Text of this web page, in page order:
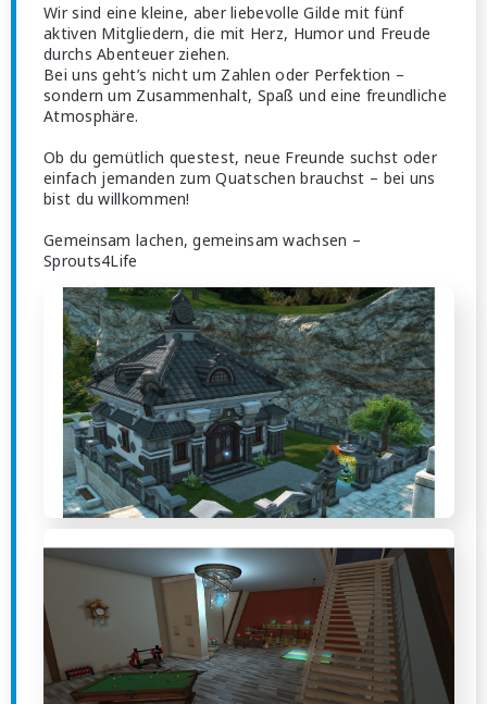
Wir sind eine kleine, aber liebevolle Gilde mit fünf
aktiven Mitgliedern, die mit Herz, Humor und Freude
durchs Abenteuer ziehen.
Bei uns geht’s nicht um Zahlen oder Perfektion –
sondern um Zusammenhalt, Spaß und eine freundliche
Atmosphäre.
Ob du gemütlich questest, neue Freunde suchst oder
einfach jemanden zum Quatschen brauchst – bei uns
bist du willkommen!
Gemeinsam lachen, gemeinsam wachsen –
Sprouts4Life